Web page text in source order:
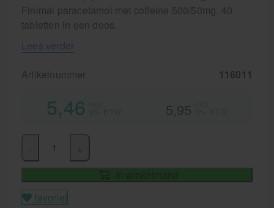
Finimal paracetamol met coffeine 500/50mg. 40
tabletten in een doos.
Lees verder
Artikelnummer 116011
5,46 5,95
In winkelmand
favoriet